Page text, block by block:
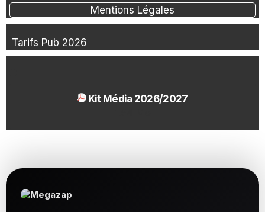
Mentions Légales
Tarifs Pub 2026
Kit Média 2026/2027